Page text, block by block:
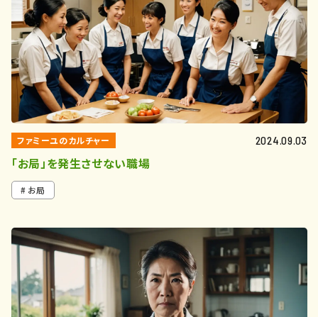
ファミーユのカルチャー 2024.09.03
「お局」を発生させない職場
お局